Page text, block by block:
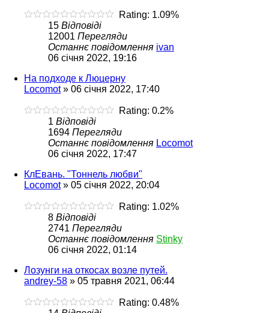
Rating: 1.09%
15 Відповіді
12001 Перегляди
Останнє повідомлення ivan
06 січня 2022, 19:16
На подходе к Люцерну
Locomot» 06 січня 2022, 17:40
Rating: 0.2%
1 Відповіді
1694 Перегляди
Останнє повідомлення Locomot
06 січня 2022, 17:47
КлЕвань. "Тоннель любви"
Locomot» 05 січня 2022, 20:04
Rating: 1.02%
8 Відповіді
2741 Перегляди
Останнє повідомлення Stinky
06 січня 2022, 01:14
Лозунги на откосах возле путей.
andrey-58 » 05 травня 2021, 06:44
Rating: 0.48%